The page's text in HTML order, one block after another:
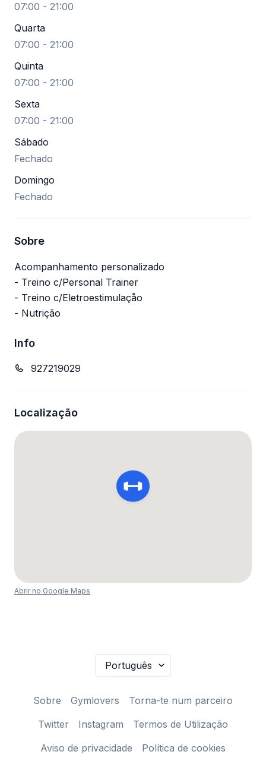
07:00 - 21:00
Quarta
07:00 - 21:00
Quinta
07:00 - 21:00
Sexta
07:00 - 21:00
Sábado
Fechado
Domingo
Fechado
Sobre
Acompanhamento personalizado
- Treino c/Personal Trainer
- Treino c/Eletroestimulaçåo
- Nutrição
Info
927219029
Localização
Abrir no Google Maps
Sobre Gymlovers
Torna-te num parceiro
Twitter
Instagram
Termos de Utilização
Aviso de privacidade
Política de cookies